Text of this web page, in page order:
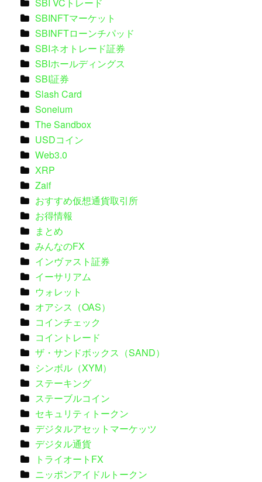
SBI VCトレード
SBINFTマーケット
SBINFTローンチパッド
SBIネオトレード証券
SBIホールディングス
SBI証券
Slash Card
Soneium
The Sandbox
USDコイン
Web3.0
XRP
Zaif
おすすめ仮想通貨取引所
お得情報
まとめ
みんなのFX
インヴァスト証券
イーサリアム
ウォレット
オアシス（OAS）
コインチェック
コイントレード
ザ・サンドボックス（SAND）
シンボル（XYM）
ステーキング
ステーブルコイン
セキュリティトークン
デジタルアセットマーケッツ
デジタル通貨
トライオートFX
ニッポンアイドルトークン